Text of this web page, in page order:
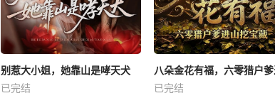
别惹大小姐，她靠山是哮天犬
已完结
已完结